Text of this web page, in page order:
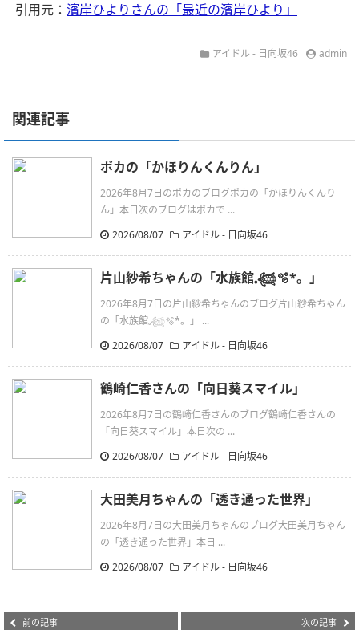
引用元： 濱岸ひよりさんの「最近の濱岸ひより」
アイドル - 日向坂46 admin
関連記事
ポカの「かほりんくんりん」
2026年8月7日のポカのブログポカの「かほりんくんり
ん」本日次のブログはポカで ...
2026/08/07
アイドル - 日向坂46
片山紗希ちゃんの「水族館𓈒𓆉🫧‪*。」
2026年8月7日の片山紗希ちゃんのブログ片山紗希ちゃん
の「水族館𓈒𓆉🫧‪*。」 ...
2026/08/07
アイドル - 日向坂46
鶴崎仁香さんの「向日葵スマイル」
2026年8月7日の鶴崎仁香さんのブログ鶴崎仁香さんの
「向日葵スマイル」本日次の ...
2026/08/07
アイドル - 日向坂46
大田美月ちゃんの「透き通った世界」
2026年8月7日の大田美月ちゃんのブログ大田美月ちゃん
の「透き通った世界」本日 ...
2026/08/07
アイドル - 日向坂46
前の記事 次の記事